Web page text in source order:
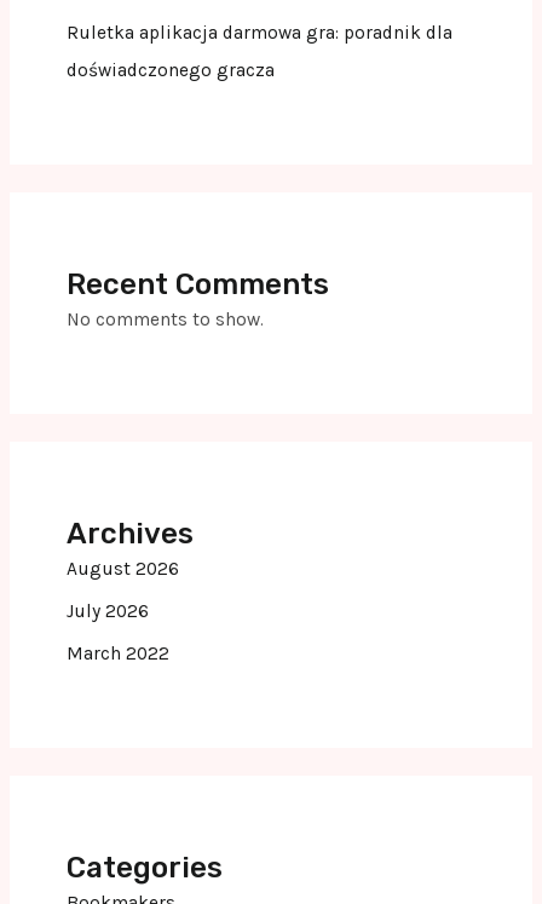
Ruletka aplikacja darmowa gra: poradnik dla
doświadczonego gracza
Recent Comments
No comments to show.
Archives
August 2026
July 2026
March 2022
Categories